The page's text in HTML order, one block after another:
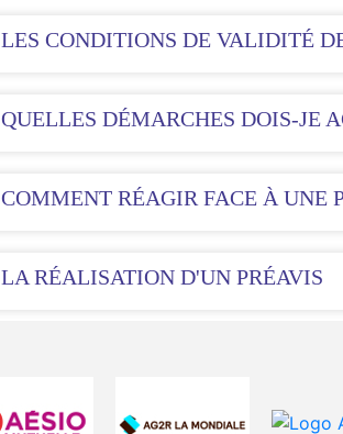
LES CONDITIONS DE VALIDITÉ
QUELLES DÉMARCHES DOIS-JE
COMMENT RÉAGIR FACE À UNE
LA RÉALISATION D'UN PRÉAVIS